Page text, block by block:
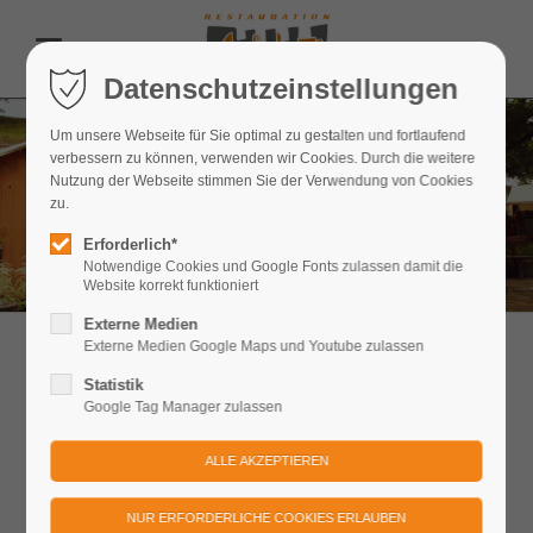
Datenschutzeinstellungen
Um unsere Webseite für Sie optimal zu gestalten und fortlaufend
verbessern zu können, verwenden wir Cookies. Durch die weitere
Nutzung der Webseite stimmen Sie der Verwendung von Cookies
zu.
Erforderlich*
Notwendige Cookies und Google Fonts zulassen damit die
Website korrekt funktioniert
Externe Medien
Externe Medien Google Maps und Youtube zulassen
Statistik
Google Tag Manager zulassen
Für Ihre perfekte Veranstaltung!
Planen Sie Ihre unvergessliche Firmenfeier auf der Festung
Königstein inmitten der Sächsischen Schweiz!